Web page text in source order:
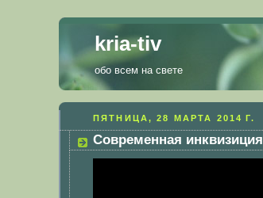
kria-tiv
обо всем на свете
ПЯТНИЦА, 28 МАРТА 2014 Г.
Современная инквизиция